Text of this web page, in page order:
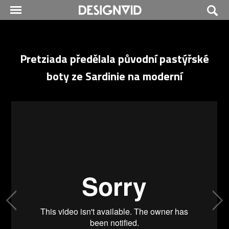
Pretziada předělala původní pastýřské
boty ze Sardinie na moderní